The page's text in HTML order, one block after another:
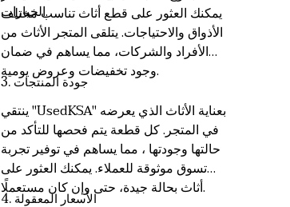
الخيارات.
يمكنك العثور على قطع أثاث تناسب مختلف
الأذواق والاحتياجات. يتلقى المتجر الأثاث من
الأفراد والشركات، مما يساهم في ضمان
وجود تخفيضات وعروض يومية.
3. جودة المنتجات
ينتقي "UsedKSA" بعناية الأثاث الذي يعرضه
في المتجر. كل قطعة يتم فحصها للتأكد من
حالتها وجودتها ، مما يساهم في توفير تجربة
تسوق موثوقة للعملاء. يمكنك العثور على
أثاث بحالة جيدة، حتى وإن كان مستعملًا.
4. الأسعار المعقولة